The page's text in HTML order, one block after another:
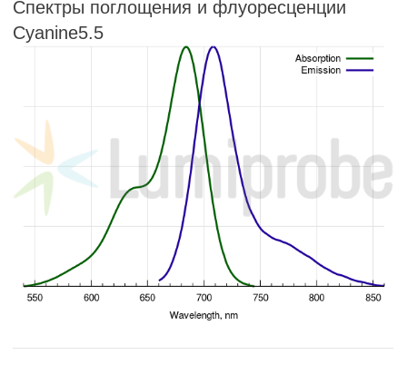
Спектры поглощения и флуоресценции
Cyanine5.5